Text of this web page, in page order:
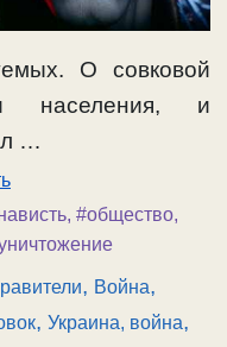
О совковой
населения, и
…
, #общество,
, Война,
, Украина, война,